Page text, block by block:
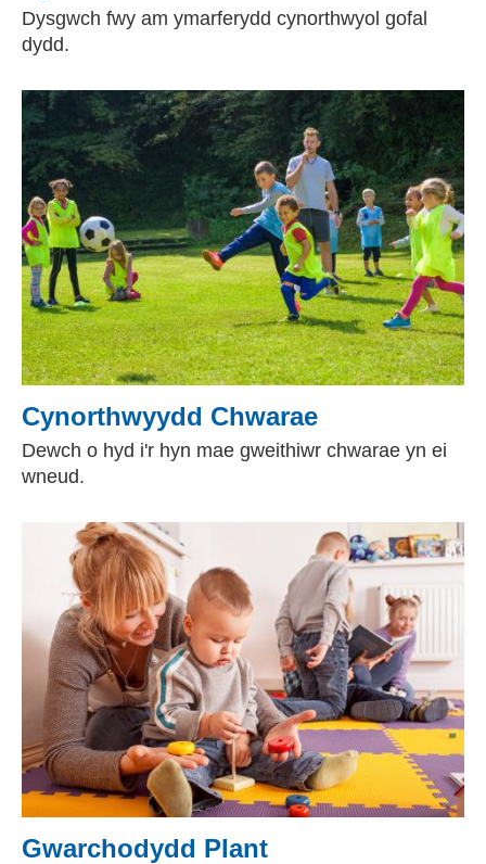
Dysgwch fwy am ymarferydd cynorthwyol gofal
dydd.
Cynorthwyydd Chwarae
Dewch o hyd i'r hyn mae gweithiwr chwarae yn ei
wneud.
Gwarchodydd Plant